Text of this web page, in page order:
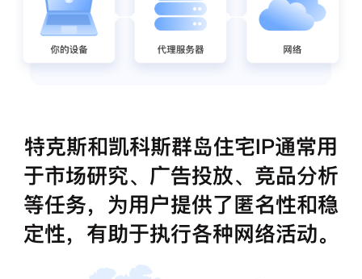
特克斯和凯科斯群岛住宅IP通常用
于市场研究、广告投放、竞品分析
等任务，为用户提供了匿名性和稳
定性，有助于执行各种网络活动。